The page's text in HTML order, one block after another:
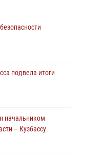
Победы» в
с
федеральный закон о
подвела итоги
начальником
– Кузбассу